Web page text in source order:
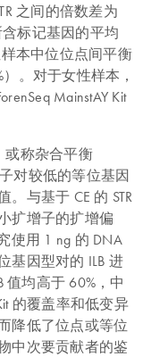
之间的倍数差为
含标记基因的平均
本中位位点间平衡
）。对于女性样本，
MainstAY Kit
或称杂合平衡
子对较低的等位基因
与基于 CE 的 STR
扩增子的扩增偏
使用 1 ng 的 DNA
基因型对的 ILB 进
值均高于 60%，中
的覆盖率和低变异
降低了位点或等位
中次要贡献者的鉴